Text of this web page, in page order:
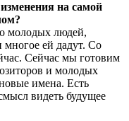
на самой
молодых людей,
ей дадут. Со
Сейчас мы готовим
и молодых
имена. Есть
видеть будущее